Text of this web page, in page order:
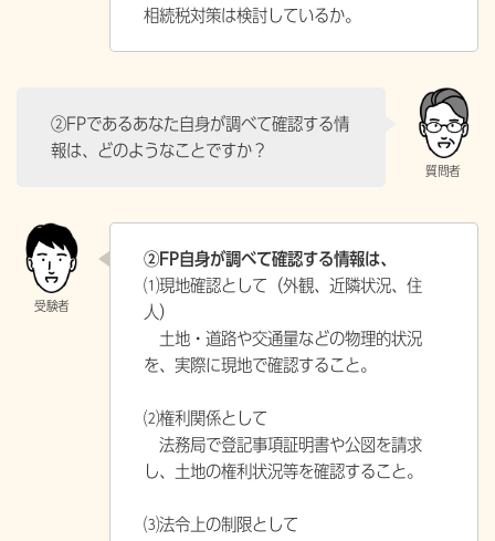
相続税対策は検討しているか。
②FPであるあなた自身が調べて確認する情
報は、どのようなことですか？
②FP自身が調べて確認する情報は、
⑴現地確認として（外観、近隣状況、住
人）
土地・道路や交通量などの物理的状況
を、実際に現地で確認すること。
⑵権利関係として
法務局で登記事項証明書や公図を請求
し、土地の権利状況等を確認すること。
⑶法令上の制限として